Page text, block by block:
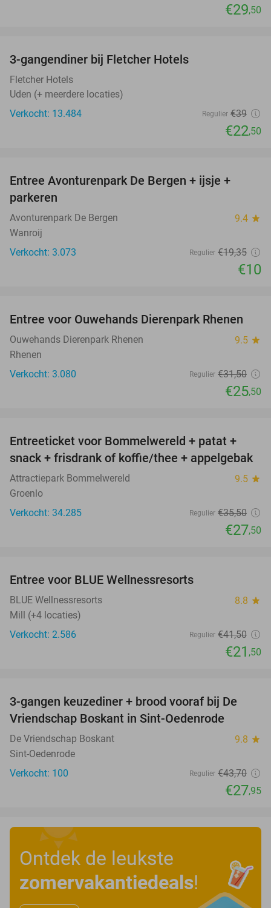
€29,50
3-gangendiner bij Fletcher Hotels
Fletcher Hotels
Uden (+ meerdere locaties)
Verkocht: 13.484
Regulier €39
€22,50
Entree Avonturenpark De Bergen + ijsje +
parkeren
Avonturenpark De Bergen 9.4 star
Wanroij
Verkocht: 3.073
Regulier €19,35
€10
19%
Entree voor Ouwehands Dierenpark Rhenen
Ouwehands Dierenpark Rhenen 9.5 star
Rhenen
Verkocht: 3.080
Regulier €31,50
€25,50
23%
Entreeticket voor Bommelwereld + patat +
snack + frisdrank of koffie/thee + appelgebak
Attractiepark Bommelwereld 9.5 star
Groenlo
Verkocht: 34.285
Regulier €35,50
€27,50
Entree voor BLUE Wellnessresorts
BLUE Wellnessresorts 8.8 star
Mill (+4 locaties)
Verkocht: 2.586
Regulier €41,50
€21 ,50
36%
3-gangen keuzediner + brood vooraf bij De
Vriendschap Boskant in Sint-Oedenrode
De Vriendschap Boskant 9.8 star
Sint-Oedenrode
Verkocht: 100
Regulier €43,70
€27,95
Ontdek de leukste
zomervakantiedeals!